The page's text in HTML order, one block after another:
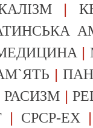
|
|
|
РАСИЗМ |
| СРСР-EX